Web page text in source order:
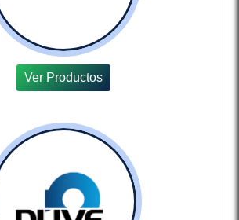
Ver Productos